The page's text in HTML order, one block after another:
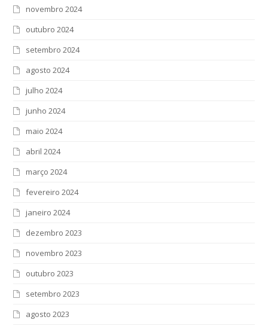
novembro 2024
outubro 2024
setembro 2024
agosto 2024
julho 2024
junho 2024
maio 2024
abril 2024
março 2024
fevereiro 2024
janeiro 2024
dezembro 2023
novembro 2023
outubro 2023
setembro 2023
agosto 2023